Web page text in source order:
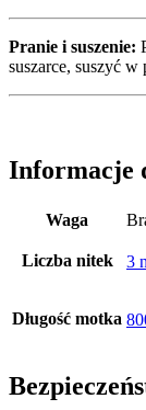
Pranie i suszenie:
suszarce, suszyć
Informacje
Waga
Liczba nitek 3
Długość motka